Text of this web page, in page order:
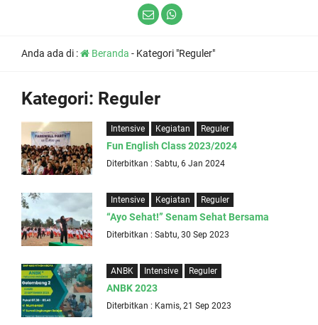
Anda ada di : Beranda - Kategori "Reguler"
Kategori: Reguler
Intensive Kegiatan Reguler
Fun English Class 2023/2024
Diterbitkan : Sabtu, 6 Jan 2024
Intensive Kegiatan Reguler
“Ayo Sehat!” Senam Sehat Bersama
Diterbitkan : Sabtu, 30 Sep 2023
ANBK Intensive Reguler
ANBK 2023
Diterbitkan : Kamis, 21 Sep 2023